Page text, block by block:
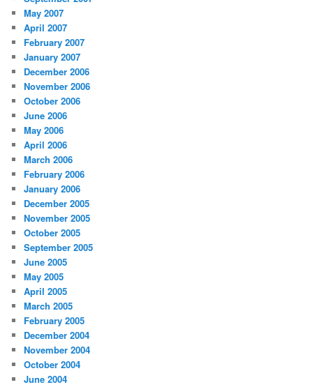
May 2007
April 2007
February 2007
January 2007
December 2006
November 2006
October 2006
June 2006
May 2006
April 2006
March 2006
February 2006
January 2006
December 2005
November 2005
October 2005
September 2005
June 2005
May 2005
April 2005
March 2005
February 2005
December 2004
November 2004
October 2004
June 2004